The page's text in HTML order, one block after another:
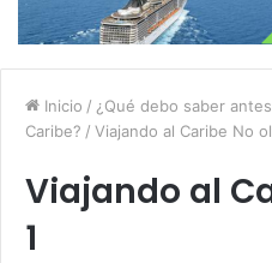
Inicio / ¿Qué debo saber
Caribe? / Viajando al Caribe No
Viajando al
1